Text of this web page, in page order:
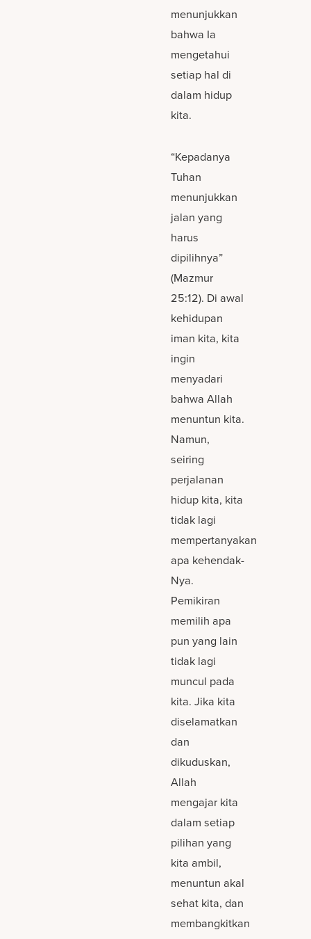
menunjukkan
bahwa Ia
mengetahui
setiap hal di
dalam hidup
kita.
“Kepadanya
Tuhan
menunjukkan
jalan yang
harus
dipilihnya”
(Mazmur
25:12). Di awal
kehidupan
iman kita, kita
ingin
menyadari
bahwa Allah
menuntun kita.
Namun,
seiring
perjalanan
hidup kita, kita
tidak lagi
mempertanyakan
apa kehendak-
Nya.
Pemikiran
memilih apa
pun yang lain
tidak lagi
muncul pada
kita. Jika kita
diselamatkan
dan
dikuduskan,
Allah
mengajar kita
dalam setiap
pilihan yang
kita ambil,
menuntun akal
sehat kita, dan
membangkitkan